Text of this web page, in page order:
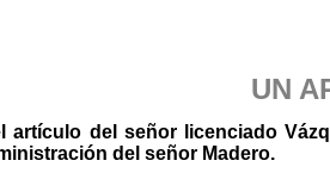
UN
artículo del señor licenciado
del señor Madero.